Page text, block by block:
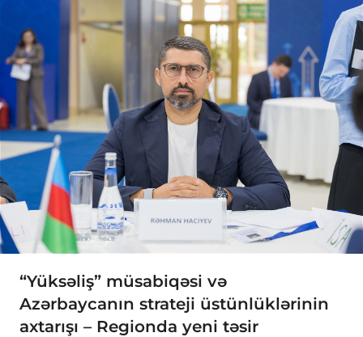
“Yüksəliş” müsabiqəsi və
Azərbaycanın strateji üstünlüklərinin
axtarışı – Regionda yeni təsir